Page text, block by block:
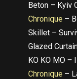
Beton – Kyiv
Chronique –
Skillet –
Glazed
KO KO MO –
Chronique –